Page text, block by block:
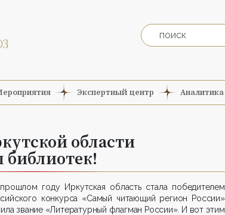
Экспертный центр Аналитика
области
библиотек!
году Иркутская область стала победителем
конкурса «Самый читающий регион России»
звание «Литературный флагман России». И вот этим